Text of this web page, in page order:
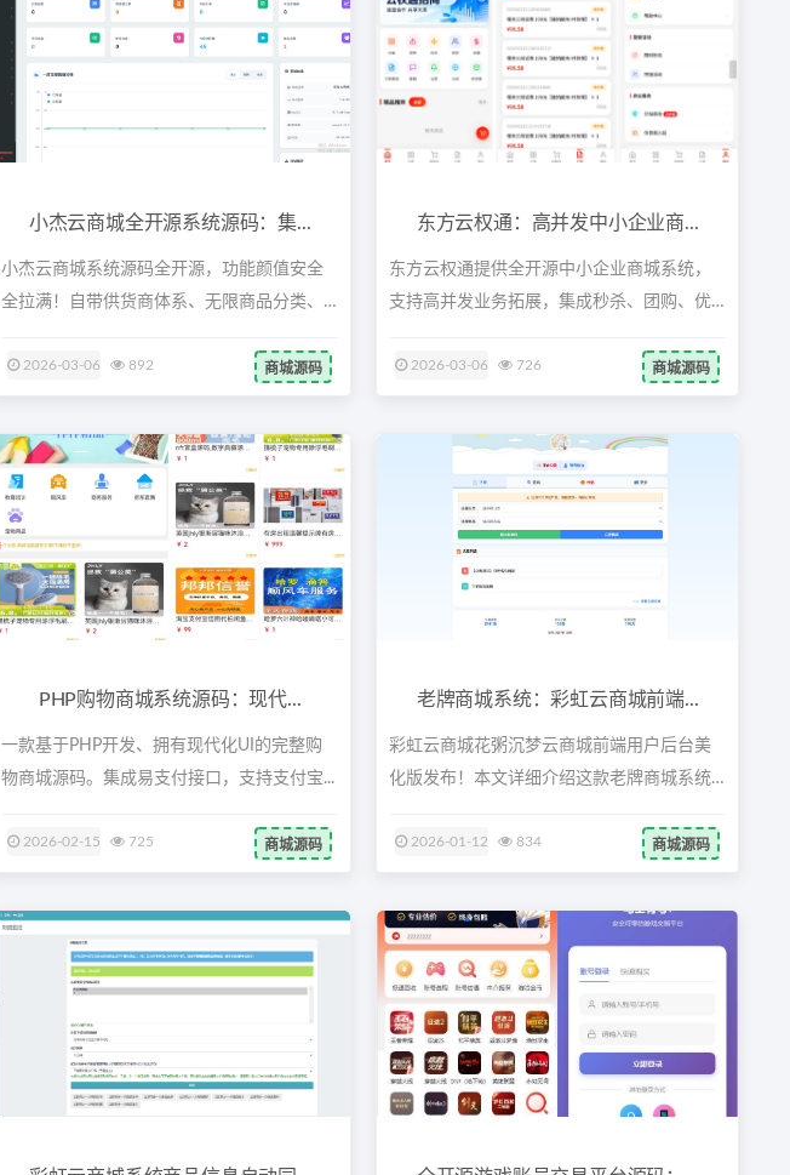
小杰云商城全开源系统源码：集...
小杰云商城系统源码全开源，功能颜值安全
全拉满！自带供货商体系、无限商品分类、
2026-03-06 892 商城源码
东方云权通：高并发中小企业商...
东方云权通提供全开源中小企业商城系统，
支持高并发业务拓展，集成秒杀、团购、优
2026-03-06 726 商城源码
PHP购物商城系统源码：现代...
一款基于PHP开发、拥有现代化UI的完整购
物商城源码。集成易支付接口，支持支付宝...
2026-02-15 725 商城源码
老牌商城系统：彩虹云商城前端...
彩虹云商城花粥沉梦云商城前端用户后台美
化版发布！本文详细介绍这款老牌商城系统
2026-01-12 834 商城源码